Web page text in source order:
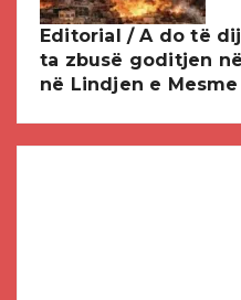
Editorial / A do të
ta zbusë goditjen
në Lindjen e Mesme